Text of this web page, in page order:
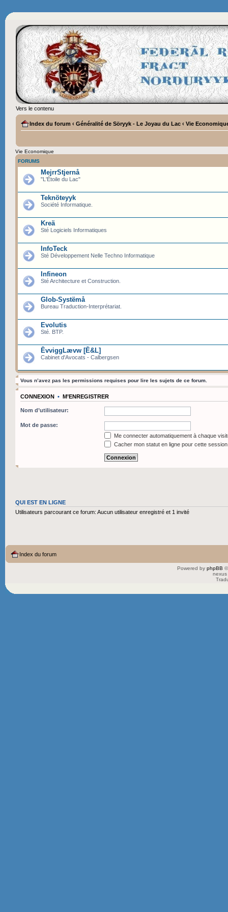
Vers le contenu
Index du forum ‹ Généralité de Söryyk - Le Joyau du Lac ‹ Vie
Vie Economique
FORUMS
MejrrStjernå
"L'Étoile du Lac"
Teknöteyyk
Société Informatique.
Kreä
Sté Logiciels Informatiques
InfoTeck
Sté Développement Nelle Techno Informatique
Infineon
Sté Architecture et Construction.
Glob-Systëmå
Bureau Traduction-Interprétariat.
Evolutis
Sté. BTP.
ĒvviggLævw [Ē&L]
Cabinet d'Avocats - Calbergsen
Vous n’avez pas les permissions requises pour lire les sujets de ce forum.
CONNEXION • M’ENREGISTRER
Nom d’utilisateur:
Mot de passe:
Me connecter automatiquement à chaque
Cacher mon statut en ligne pour cette session
QUI EST EN LIGNE
Utilisateurs parcourant ce forum: Aucun utilisateur enregistré et 1 invité
Index du forum
Powered by phpBB